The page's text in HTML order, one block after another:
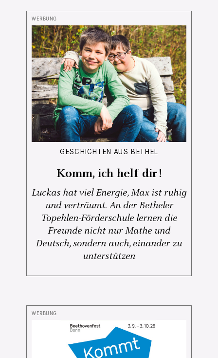
GESCHICHTEN AUS BETHEL
Komm, ich helf dir!
Luckas hat viel Energie, Max ist ruhig
und verträumt. An der Betheler
Topehlen-Förderschule lernen die
Freunde nicht nur Mathe und
Deutsch, sondern auch, einander zu
unterstützen